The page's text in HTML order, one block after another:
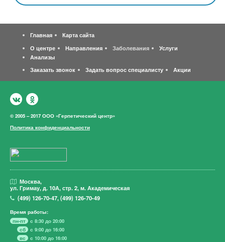
Главная
Карта сайта
О центре
Направления Заболевания
Услуги
Анализы
Заказать звонок
Задать вопрос специалисту Акции
© 2005 – 2017 ООО «Герпетический центр»
Политика конфиденциальности
Москва,
ул. Гримау,д. 10А, стр. 2, м. Академическая
(499)126-70-47,(499)126-70-49
Время работы:
пн-пт
с 8:30 до 20:00
сб
с 9:00 до 16:00
вс
с 10:00 до 16:00